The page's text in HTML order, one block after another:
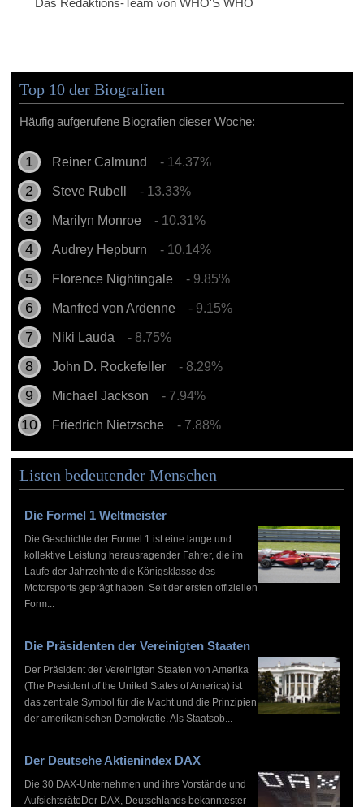
Top 10 der Biografien
Häufig aufgerufene Biografien dieser Woche:
Reiner Calmund - 14.37%
Steve Rubell - 13.33%
Marilyn Monroe - 10.31%
Audrey Hepburn - 10.14%
Florence Nightingale - 9.85%
Manfred von Ardenne - 9.15%
Niki Lauda - 8.75%
John D. Rockefeller - 8.29%
Michael Jackson - 7.94%
Friedrich Nietzsche - 7.88%
Listen bedeutender Menschen
Die Formel 1 Weltmeister
Die Geschichte der Formel 1 ist eine lange und
kollektive Leistung herausragender Fahrer, die im
Laufe der Jahrzehnte die Königsklasse des
Motorsports geprägt haben. Seit der ersten offiziellen
Form...
Die Präsidenten der Vereinigten Staaten
Der Präsident der Vereinigten Staaten von Amerika
(The President of the United States of America) ist
das zentrale Symbol für die Macht und die Prinzipien
der amerikanischen Demokratie. Als Staatsob...
Der Deutsche Aktienindex DAX
Die 30 DAX-Unternehmen und ihre Vorstände und
AufsichtsräteDer DAX, Deutschlands bekanntester